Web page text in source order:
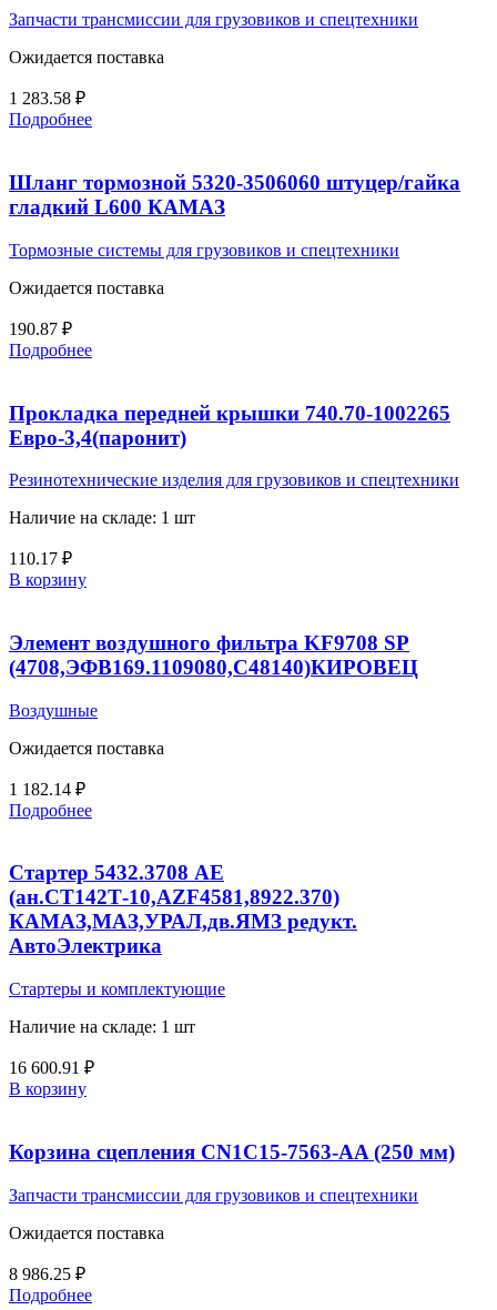
Запчасти трансмиссии для грузовиков и спецтехники
Ожидается поставка
1 283.58 ₽
Подробнее
Шланг тормозной 5320-3506060 штуцер/гайка
гладкий L600 КАМАЗ
Тормозные системы для грузовиков и спецтехники
Ожидается поставка
190.87 ₽
Подробнее
Прокладка передней крышки 740.70-1002265
Евро-3,4(паронит)
Резинотехнические изделия для грузовиков и спецтехники
Наличие на складе: 1 шт
110.17 ₽
В корзину
Элемент воздушного фильтра KF9708 SP
(4708,ЭФВ169.1109080,С48140)КИРОВЕЦ
Воздушные
Ожидается поставка
1 182.14 ₽
Подробнее
Стартер 5432.3708 AE
(ан.СТ142Т-10,AZF4581,8922.370)
КАМАЗ,МАЗ,УРАЛ,дв.ЯМЗ редукт.
АвтоЭлектрика
Стартеры и комплектующие
Наличие на складе: 1 шт
16 600.91 ₽
В корзину
Корзина сцепления CN1C15-7563-AA (250 мм)
Запчасти трансмиссии для грузовиков и спецтехники
Ожидается поставка
8 986.25 ₽
Подробнее